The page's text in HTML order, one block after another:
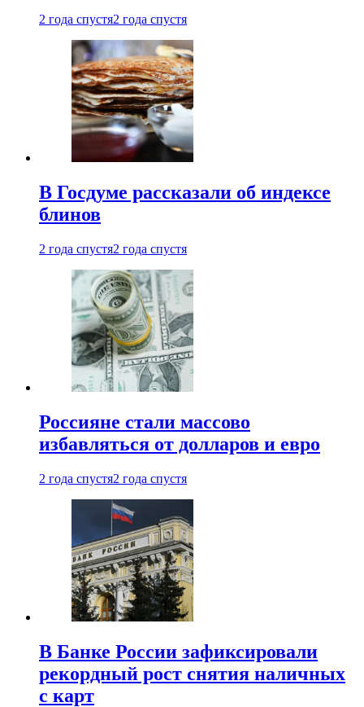
2 года спустя2 года спустя
В Госдуме рассказали об индексе
блинов
2 года спустя2 года спустя
Россияне стали массово
избавляться от долларов и евро
2 года спустя2 года спустя
В Банке России зафиксировали
рекордный рост снятия наличных
с карт